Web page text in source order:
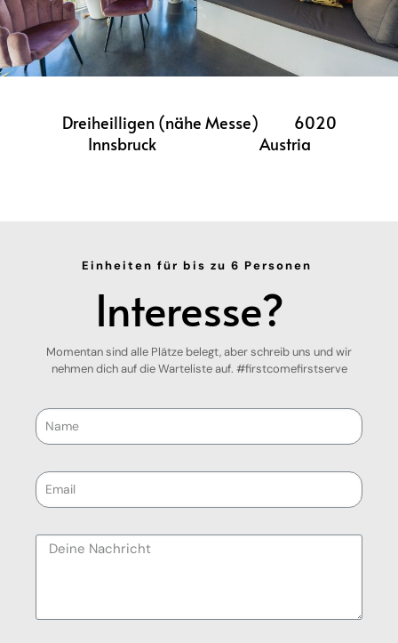
Dreiheilligen (nähe Messe) 6020
Innsbruck Austria
Einheiten für bis zu 6 Personen
Interesse?
Momentan sind alle Plätze belegt, aber schreib uns und wir
nehmen dich auf die Warteliste auf. #firstcomefirstserve